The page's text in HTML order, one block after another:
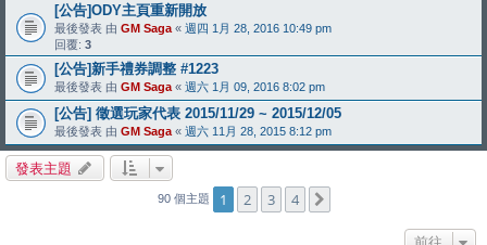
[公告]ODY主頁重新開放
最後發表 由 GM Saga « 週四 1月 28, 2016 10:49 pm
回覆: 3
[公告]新手禮券調整 #1223
最後發表 由 GM Saga « 週六 1月 09, 2016 8:02 pm
[公告] 徵選玩家代表 2015/11/29 ~ 2015/12/05
最後發表 由 GM Saga « 週六 11月 28, 2015 8:12 pm
發表主題
90 個主題 1 2 3 4